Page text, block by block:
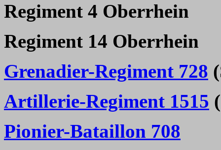
Regiment 4 Oberrhein
Regiment 14 Oberrhein
Grenadier-Regiment 728
Artillerie-Regiment 1515
Pionier-Bataillon 708